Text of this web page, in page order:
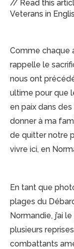
// Read this
Veterans in
Comme chaque
rappelle le
nous ont
ultime pour que
en paix dans
donner à ma
de quitter notre
vivre ici, en
En tant que
plages du
Normandie, j’ai
plusieurs
combattants